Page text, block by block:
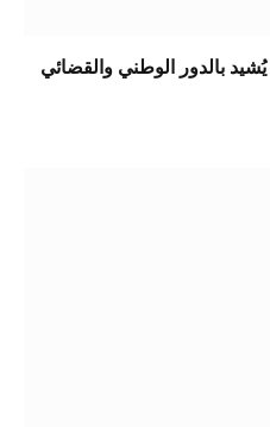
بالدور الوطني والقضائي